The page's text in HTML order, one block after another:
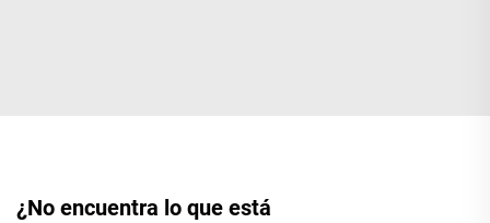
¿No encuentra lo que está